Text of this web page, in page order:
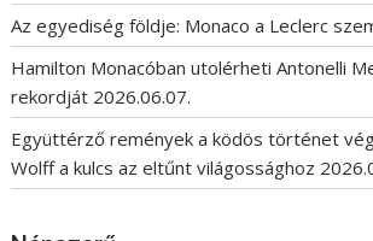
Az egyediség földje: Monaco a Leclerc
Hamilton Monacóban utolérheti Antonelli
rekordját 2026.06.07.
Együttérző remények a ködös történet
Wolff a kulcs az eltűnt világossághoz